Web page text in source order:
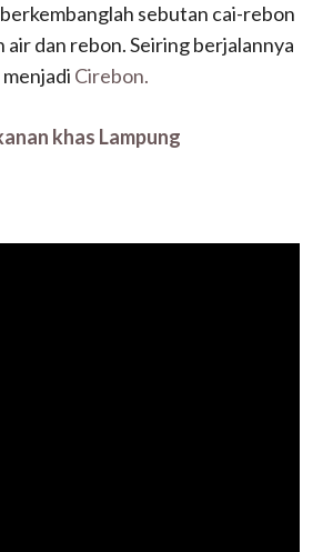
sebutan cai-rebon
dan rebon. Seiring berjalannya
Cirebon.
khas Lampung